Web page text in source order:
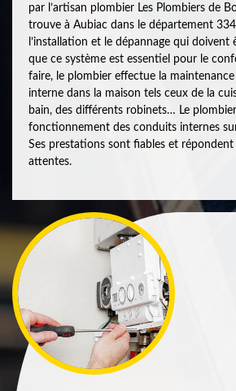
par l’artisan plombier Les Plombiers de
trouve à Aubiac dans le département
l’installation et le dépannage qui doivent
que ce système est essentiel pour le
faire, le plombier effectue la maintenance
interne dans la maison tels ceux de la
bain, des différents robinets… Le
fonctionnement des conduits internes
Ses prestations sont fiables et répondent
attentes.